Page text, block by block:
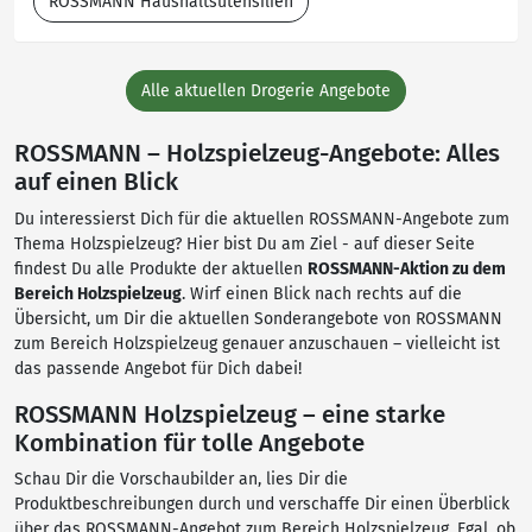
Alle aktuellen Drogerie Angebote
ROSSMANN – Holzspielzeug-Angebote: Alles
auf einen Blick
Du interessierst Dich für die aktuellen ROSSMANN-Angebote zum
Thema Holzspielzeug? Hier bist Du am Ziel - auf dieser Seite
findest Du alle Produkte der aktuellen ROSSMANN-Aktion zu dem
Bereich Holzspielzeug. Wirf einen Blick nach rechts auf die
Übersicht, um Dir die aktuellen Sonderangebote von ROSSMANN
zum Bereich Holzspielzeug genauer anzuschauen – vielleicht ist
das passende Angebot für Dich dabei!
ROSSMANN Holzspielzeug – eine starke
Kombination für tolle Angebote
Schau Dir die Vorschaubilder an, lies Dir die
Produktbeschreibungen durch und verschaffe Dir einen Überblick